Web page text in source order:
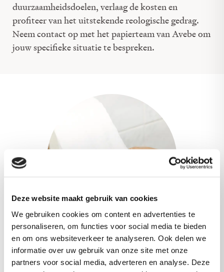
Deze website maakt gebruik van cookies
We gebruiken cookies om content en advertenties te
personaliseren, om functies voor social media te bieden
en om ons websiteverkeer te analyseren. Ook delen we
informatie over uw gebruik van onze site met onze
partners voor social media, adverteren en analyse. Deze
duurzaamheidsdoelen, verlaag de kosten en
profiteer van het uitstekende reologische gedrag.
Neem contact op met het papierteam van Avebe om
jouw specifieke situatie te bespreken.
Tissueproducten